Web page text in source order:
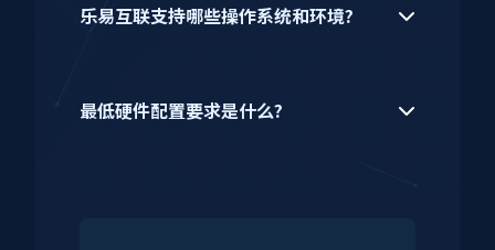
乐易互联支持哪些操作系统和环境?
最低硬件配置要求是什么?